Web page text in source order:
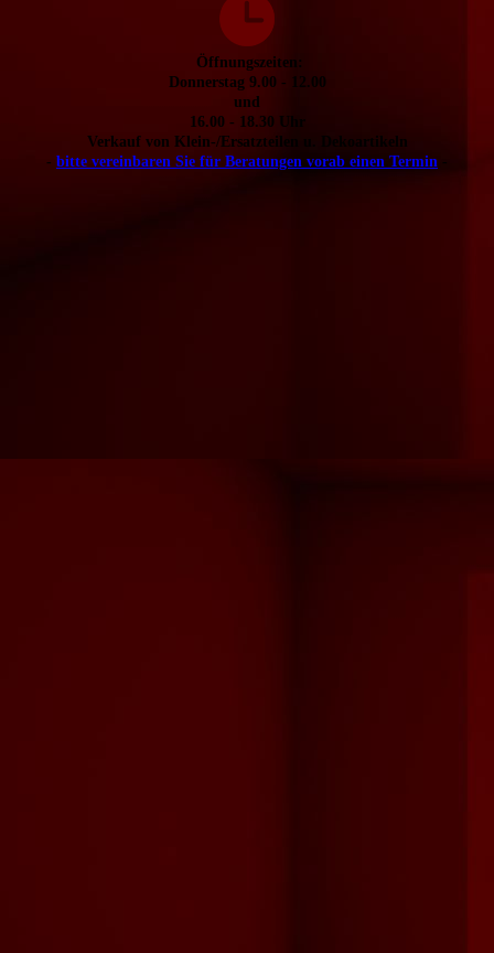
Öffnungszeiten:
Donnerstag 9.00 - 12.00
und
16.00 - 18.30 Uhr
Verkauf von Klein-/Ersatzteilen u. Dekoartikeln
- bitte vereinbaren Sie für Beratungen vorab einen Termin -